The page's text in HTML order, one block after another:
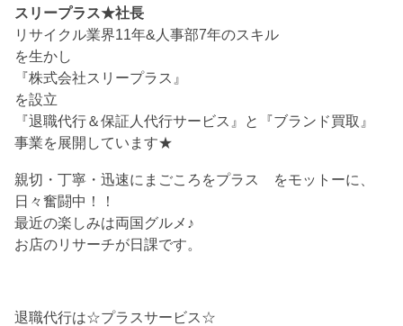
スリープラス★社長
リサイクル業界11年&人事部7年のスキル
を生かし
『株式会社スリープラス』
を設立
『退職代行＆保証人代行サービス』と『ブランド買取』
事業を展開しています★
親切・丁寧・迅速にまごころをプラス をモットーに、
日々奮闘中！！
最近の楽しみは両国グルメ♪
お店のリサーチが日課です。
退職代行は☆プラスサービス☆